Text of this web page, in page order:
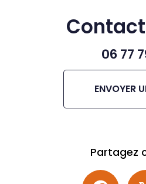
06 77
ENVOYER
Partagez